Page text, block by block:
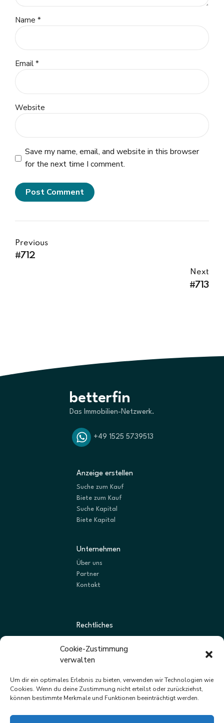
Cookie-Zustimmung
verwalten
Um dir ein optimales Erlebnis zu bieten, verwenden wir Technologien wie
Cookies. Wenn du deine Zustimmung nicht erteilst oder zurückziehst,
können bestimmte Merkmale und Funktionen beeinträchtigt werden.
Name *
Email *
Website
Save my name, email, and website in this browser
for the next time I comment.
Post Comment
Previous
#712
Next
#713
betterfin
Das Immobilien-Netzwerk.
+49 1525 5739513
Anzeige erstellen
Suche zum Kauf
Biete zum Kauf
Suche Kapital
Biete Kapital
Unternehmen
Über uns
Partner
Kontakt
Rechtliches
Datenschutz
Impressum
Newsletter